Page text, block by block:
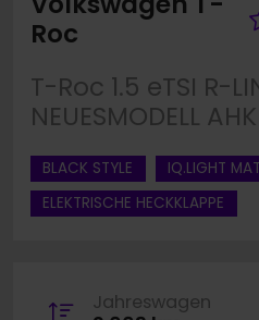
Roc
T-Roc 1.5 eTSI R-
NEUESMODELL AHK
BLACK STYLE
IQ.LIGHT
ELEKTRISCHE HECKKLAPPE
Jahreswagen